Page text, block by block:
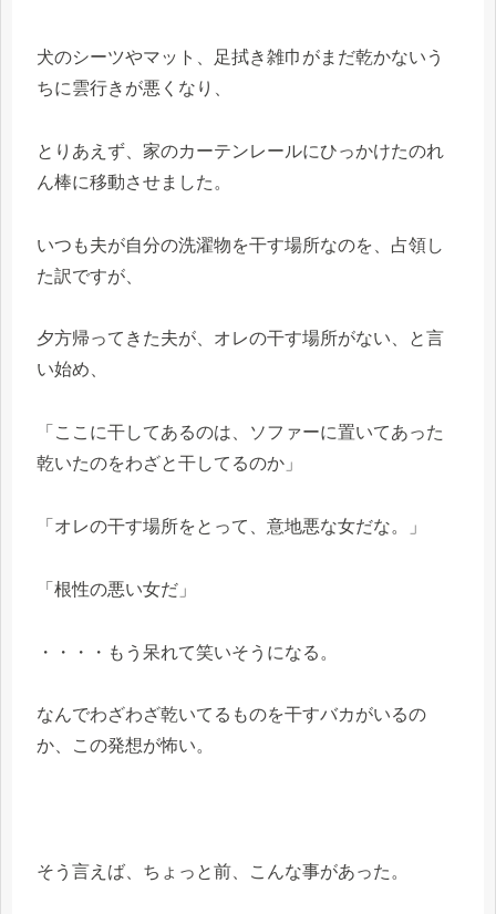
犬のシーツやマット、足拭き雑巾がまだ乾かないう
ちに雲行きが悪くなり、
とりあえず、家のカーテンレールにひっかけたのれ
ん棒に移動させました。
いつも夫が自分の洗濯物を干す場所なのを、占領し
た訳ですが、
夕方帰ってきた夫が、オレの干す場所がない、と言
い始め、
「ここに干してあるのは、ソファーに置いてあった
乾いたのをわざと干してるのか」
「オレの干す場所をとって、意地悪な女だな。」
「根性の悪い女だ」
・・・・もう呆れて笑いそうになる。
なんでわざわざ乾いてるものを干すバカがいるの
か、この発想が怖い。
そう言えば、ちょっと前、こんな事があった。